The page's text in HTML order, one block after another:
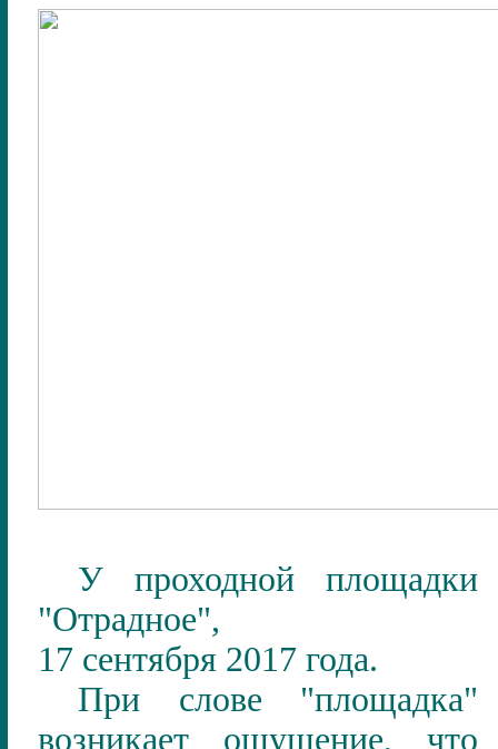
У проходной площадки
"Отрадное",
17 сентября 2017 года.
При слове "площадка"
возникает ощущение, что